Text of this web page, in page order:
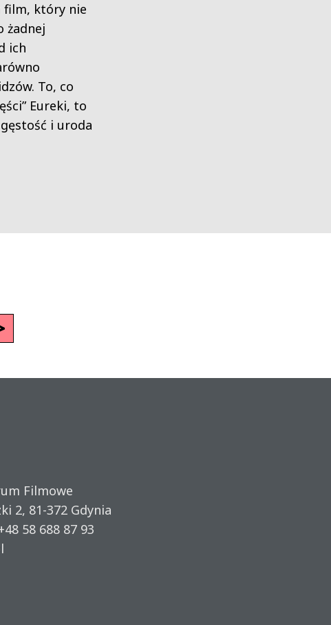
film, który nie
żadnej
ich
To, co
Eureki, to
i uroda
Filmowe
2, 81-372 Gdynia
58 688 87 93